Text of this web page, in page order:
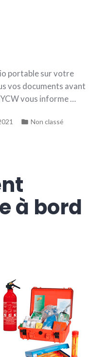
portable sur votre
vos documents avant
vous informe …
Publié
Non classé
à bord